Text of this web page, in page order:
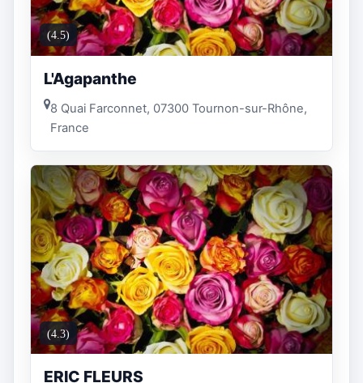
(4.5)
L'Agapanthe
8 Quai Farconnet, 07300 Tournon-sur-Rhône,
France
(4.3)
ERIC FLEURS